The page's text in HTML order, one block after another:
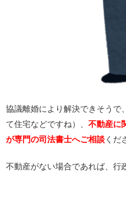
協議離婚により解決できそうで
て住宅などですね）、 不動産に
が専門の司法書士へご相談くだ
不動産がない場合であれば、行